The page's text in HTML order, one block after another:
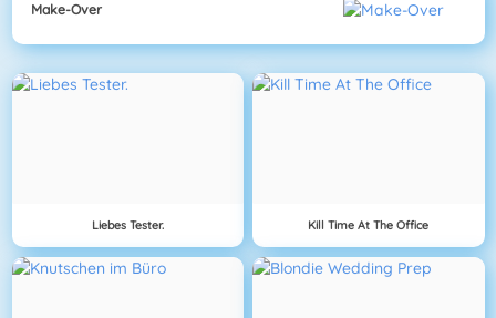
Make-Over
Liebes Tester. Kill Time At The Office